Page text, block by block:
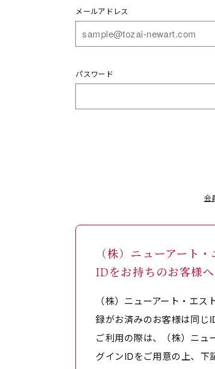
メールアドレス
パスワード
会
（株）ニューアート
IDをお持ちのお客様へ
（株）ニューアート・エ
録がお済みのお客様は同じ
ご利用の際は、（株）ニュ
グインIDをご用意の上、下